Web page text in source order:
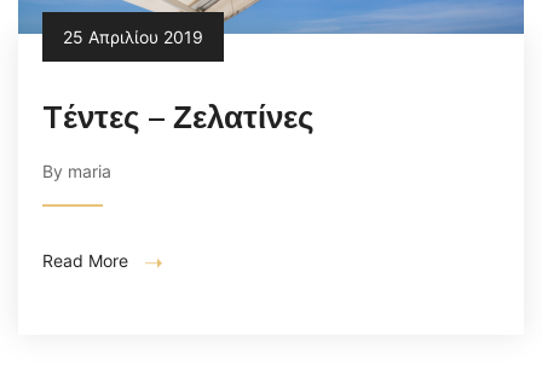
25 Απριλίου 2019
Tέντες – Ζελατίνες
By maria
Read More